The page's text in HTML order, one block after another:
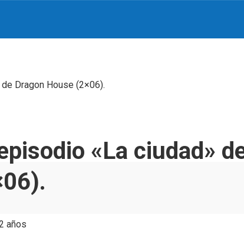
Dragon House (2×06).
«La ciudad»
años